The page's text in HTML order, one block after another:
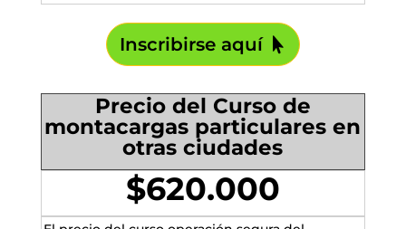
Inscribirse aquí
Precio del Curso de
montacargas particulares en
otras ciudades
$620.000